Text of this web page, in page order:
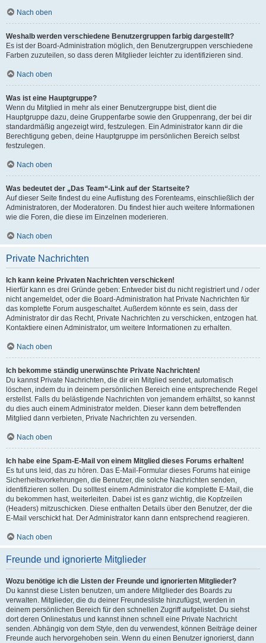
Nach oben
Weshalb werden verschiedene Benutzergruppen farbig dargestellt?
Es ist der Board-Administration möglich, den Benutzergruppen verschiedene
Farben zuzuteilen, so dass deren Mitglieder leichter zu identifizieren sind.
Nach oben
Was ist eine Hauptgruppe?
Wenn du Mitglied in mehr als einer Benutzergruppe bist, dient die
Hauptgruppe dazu, deine Gruppenfarbe sowie den Gruppenrang, der bei dir
standardmäßig angezeigt wird, festzulegen. Ein Administrator kann dir die
Berechtigung geben, deine Hauptgruppe im persönlichen Bereich selbst
festzulegen.
Nach oben
Was bedeutet der „Das Team“-Link auf der Startseite?
Auf dieser Seite findest du eine Auflistung des Forenteams, einschließlich der
Administratoren, der Moderatoren. Du findest hier auch weitere Informationen
wie die Foren, die diese im Einzelnen moderieren.
Nach oben
Private Nachrichten
Ich kann keine Privaten Nachrichten verschicken!
Hierfür kann es drei Gründe geben: Entweder bist du nicht registriert und / oder
nicht angemeldet, oder die Board-Administration hat Private Nachrichten für
das komplette Forum ausgeschaltet. Außerdem könnte es sein, dass der
Administrator dir das Recht, Private Nachrichten zu verschicken, entzogen hat.
Kontaktiere einen Administrator, um weitere Informationen zu erhalten.
Nach oben
Ich bekomme ständig unerwünschte Private Nachrichten!
Du kannst Private Nachrichten, die dir ein Mitglied sendet, automatisch
löschen, indem du in deinem persönlichen Bereich eine entsprechende Regel
erstellst. Falls du belästigende Nachrichten von jemandem erhältst, so kannst
du dies auch einem Administrator melden. Dieser kann dem betreffenden
Mitglied dann verbieten, Private Nachrichten zu versenden.
Nach oben
Ich habe eine Spam-E-Mail von einem Mitglied dieses Forums erhalten!
Es tut uns leid, das zu hören. Das E-Mail-Formular dieses Forums hat einige
Sicherheitsvorkehrungen, die Benutzer, die solche Nachrichten senden,
identifizieren sollen. Du solltest einem Administrator die komplette E-Mail, die
du bekommen hast, weiterleiten. Dabei ist es ganz wichtig, die Kopfzeilen
(Headers) mitzuschicken. Diese enthalten Details über den Benutzer, der die
E-Mail verschickt hat. Der Administrator kann dann entsprechend reagieren.
Nach oben
Freunde und ignorierte Mitglieder
Wozu benötige ich die Listen der Freunde und ignorierten Mitglieder?
Du kannst diese Listen benutzen, um andere Mitglieder des Boards zu
verwalten. Mitglieder, die du deiner Freundesliste hinzufügst, werden in
deinem persönlichen Bereich für den schnellen Zugriff aufgelistet. Du siehst
dort deren Onlinestatus und kannst ihnen schnell eine Private Nachricht
senden. Abhängig von dem Style, den du verwendest, können Beiträge deiner
Freunde auch hervorgehoben sein. Wenn du einen Benutzer ignorierst, dann